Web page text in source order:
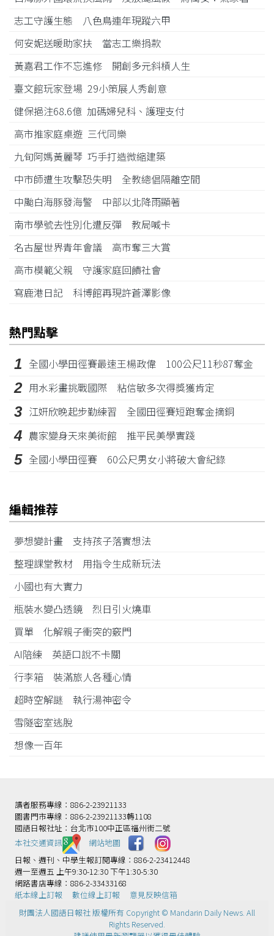
志工守護生態 八色鳥連年現蹤六甲
何安妮送暖助家扶 當志工樂捐款
黃嘉君工作不忘進修 開創多元斜槓人生
臺文館玩家登場 29小策展人秀創意
健保挹注68.6億 加碼婦兒科、護理支付
高市推家庭桌遊 三代同樂
九旬阿媽黃麗琴 巧手打造微縮建築
中市師遭生攻擊恐失明 全教總倡隔離空間
中颱白海豚發海警 中部以北降雨顯著
南市學號去性別化遭反彈 教局喊卡
名古屋世界青年會議 高市奪三大賞
高市模範父親 守護家庭回饋社會
寫鹿港日記 科博館再現許蒼澤影像
熱門點擊
1 全國小學田徑賽最速王楊政偉 100公尺11秒87奪金
2 用水彩畫挑戰國際 粘信敏多次得獎獲肯定
3 江姸欣晚起步勤練習 全國田徑賽短跑奪金摘銅
4 農家變身天來美術館 推平民美學實踐
5 全國小學田徑賽 60公尺男女小將破大會紀錄
編輯推荐
夢想變計畫 支持孩子落實想法
整理課堂教材 用指令生成新玩法
小國也有大實力
瓶裝水變凸透鏡 烈日引火燒車
買單 化解親子衝突的竅門
AI陪練 英語口說不卡關
行李箱 裝滿旅人各種心情
超時空解謎 執行湯神密令
雪隧密室逃脫
想像一百年
讀者服務專線：886-2-23921133
圖書門市專線：886-2-23921133轉1108
國語日報社址：台北市100中正區福州街二號
本社交通資訊️
網站地圖
日報、週刊、中學生報訂閱專線：886-2-23412448
週一至週五 上午9:30-12:30 下午1:30-5:30
網路書店專線：886-2-33433168
紙本線上訂報
數位線上訂報
意見反映信箱
財團法人國語日報社 版權所有 Copyright © Mandarin Daily News. All
Rights Reserved.